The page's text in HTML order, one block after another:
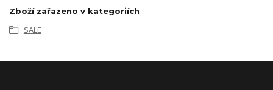
Zboží zařazeno v kategoriích
SALE